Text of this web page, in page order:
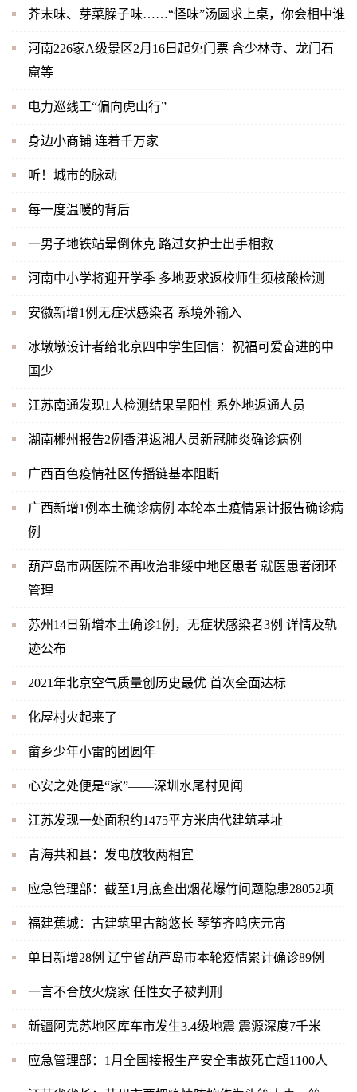
芥末味、芽菜臊子味……“怪味”汤圆求上桌，你会相中谁
河南226家A级景区2月16日起免门票 含少林寺、龙门石
窟等
电力巡线工“偏向虎山行”
身边小商铺 连着千万家
听！城市的脉动
每一度温暖的背后
一男子地铁站晕倒休克 路过女护士出手相救
河南中小学将迎开学季 多地要求返校师生须核酸检测
安徽新增1例无症状感染者 系境外输入
冰墩墩设计者给北京四中学生回信：祝福可爱奋进的中
国少
江苏南通发现1人检测结果呈阳性 系外地返通人员
湖南郴州报告2例香港返湘人员新冠肺炎确诊病例
广西百色疫情社区传播链基本阻断
广西新增1例本土确诊病例 本轮本土疫情累计报告确诊病
例
葫芦岛市两医院不再收治非绥中地区患者 就医患者闭环
管理
苏州14日新增本土确诊1例，无症状感染者3例 详情及轨
迹公布
2021年北京空气质量创历史最优 首次全面达标
化屋村火起来了
畲乡少年小雷的团圆年
心安之处便是“家”——深圳水尾村见闻
江苏发现一处面积约1475平方米唐代建筑基址
青海共和县：发电放牧两相宜
应急管理部：截至1月底查出烟花爆竹问题隐患28052项
福建蕉城：古建筑里古韵悠长 琴筝齐鸣庆元宵
单日新增28例 辽宁省葫芦岛市本轮疫情累计确诊89例
一言不合放火烧家 任性女子被判刑
新疆阿克苏地区库车市发生3.4级地震 震源深度7千米
应急管理部：1月全国接报生产安全事故死亡超1100人